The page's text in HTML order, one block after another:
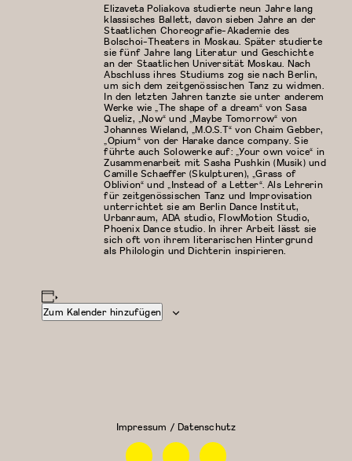
Zum Kalender hinzufügen
Elizaveta Poliakova studierte neun Jahre lang
klassisches Ballett, davon sieben Jahre an der
Staatlichen Choreografie-Akademie des
Bolschoi-Theaters in Moskau. Später studierte
sie fünf Jahre lang Literatur und Geschichte
an der Staatlichen Universität Moskau. Nach
Abschluss ihres Studiums zog sie nach Berlin,
um sich dem zeitgenössischen Tanz zu widmen.
In den letzten Jahren tanzte sie unter anderem
Werke wie „The shape of a dream“ von Sasa
Queliz, „Now“ und „Maybe Tomorrow“ von
Johannes Wieland, „M.O.S.T“ von Chaim Gebber,
„Opium“ von der Harake dance company. Sie
führte auch Solowerke auf: „Your own voice“ in
Zusammenarbeit mit Sasha Pushkin (Musik) und
Camille Schaeffer (Skulpturen), „Grass of
Oblivion“ und „Instead of a Letter“. Als Lehrerin
für zeitgenössischen Tanz und Improvisation
unterrichtet sie am Berlin Dance Institut,
Urbanraum, ADA studio, FlowMotion Studio,
Phoenix Dance studio. In ihrer Arbeit lässt sie
sich oft von ihrem literarischen Hintergrund
als Philologin und Dichterin inspirieren.
Impressum / Datenschutz
FacebookInstagramLinkedin